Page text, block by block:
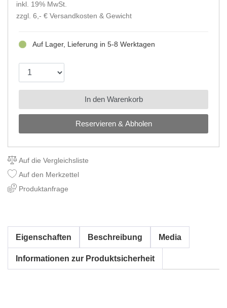
inkl. 19% MwSt.
zzgl. 6,- € Versandkosten & Gewicht
Reservieren & Abholen
Auf Lager, Lieferung in 5-8 Werktagen
In den Warenkorb
Auf die Vergleichsliste
Auf den Merkzettel
Produktanfrage
Eigenschaften Beschreibung Media
Informationen zur Produktsicherheit